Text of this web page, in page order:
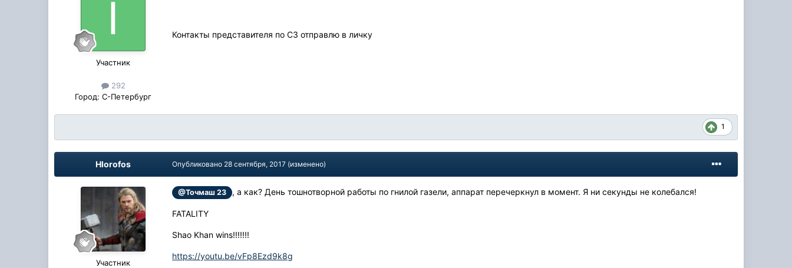
Участник
292
Город: С-Петербург
Контакты представителя по СЗ отправлю в личку
1
Hlorofos
Участник
Опубликовано 28 сентября, 2017 (изменено)
@Точмаш 23 , а как? День тошнотворной работы по гнилой газели, аппарат перечеркнул в момент. Я ни секунды не колебался!
FATALITY
Shao Khan wins!!!!!!!
https://youtu.be/vFp8Ezd9k8g